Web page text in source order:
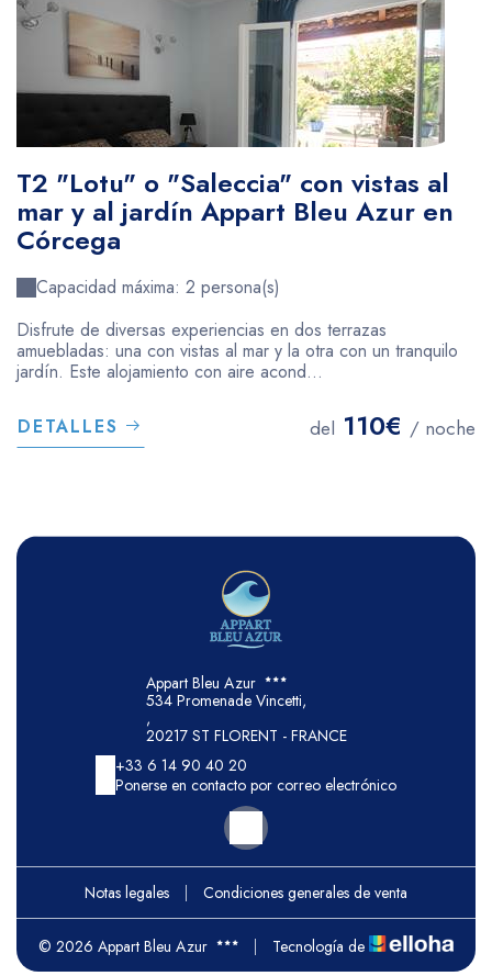
T2 "Lotu" o "Saleccia" con vistas al
mar y al jardín Appart Bleu Azur en
Córcega
Capacidad máxima: 2 persona(s)
Disfrute de diversas experiencias en dos terrazas
amuebladas: una con vistas al mar y la otra con un tranquilo
jardín. Este alojamiento con aire acond...
DETALLES del 110€ / noche
Appart Bleu Azur
534 Promenade Vincetti,
,
20217 ST FLORENT - FRANCE
+33 6 14 90 40 20
Ponerse en contacto por correo electrónico
Notas legales Condiciones generales de venta
© 2026 Appart Bleu Azur Tecnología de